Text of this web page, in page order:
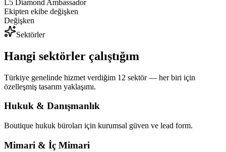
L5 Diamond Ambassador
Ekipten ekibe değişken
Değişken
Sektörler
Hangi sektörler çalıştığım
Türkiye genelinde hizmet verdiğim 12 sektör — her biri için
özelleşmiş tasarım yaklaşımı.
Hukuk & Danışmanlık
Boutique hukuk büroları için kurumsal güven ve lead form.
Mimari & İç Mimari